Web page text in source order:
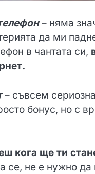
– няма
да ми
в чантата си,
– съвсем
бонус, но с
кога ще ти
се, не е нужно